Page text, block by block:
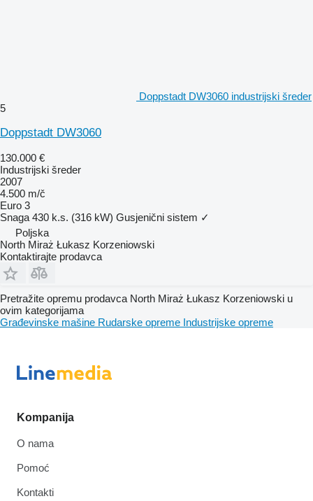
Doppstadt DW3060 industrijski šreder
5
Doppstadt DW3060
130.000 €
Industrijski šreder
2007
4.500 m/č
Euro 3
Snaga 430 k.s. (316 kW) Gusjenični sistem ✓
Poljska
North Miraż Łukasz Korzeniowski
Kontaktirajte prodavca
Pretražite opremu prodavca North Miraż Łukasz Korzeniowski u
ovim kategorijama
Građevinske mašine Rudarske opreme Industrijske opreme
Kompanija
O nama
Pomoć
Kontakti